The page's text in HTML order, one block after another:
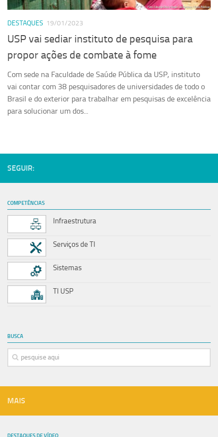
Localização
DESTAQUES 19/01/2023
USP vai sediar instituto de pesquisa para
propor ações de combate à fome
Com sede na Faculdade de Saúde Pública da USP, instituto
vai contar com 38 pesquisadores de universidades de todo o
Brasil e do exterior para trabalhar em pesquisas de excelência
para solucionar um dos...
SEGUIR:
COMPETÊNCIAS
Infraestrutura
Serviços de TI
Sistemas
TI USP
BUSCA
MAIS